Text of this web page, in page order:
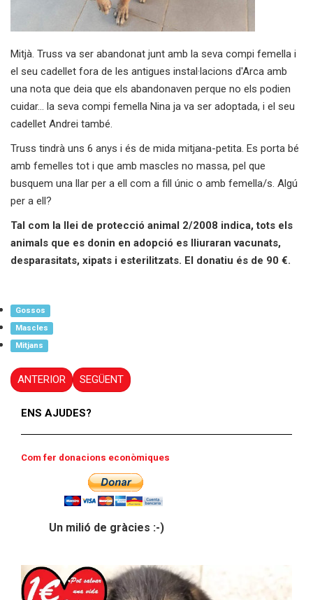
Mitjà. Truss va ser abandonat junt amb la seva compi femella i
el seu cadellet fora de les antigues instal·lacions d'Arca amb
una nota que deia que els abandonaven perque no els podien
cuidar... la seva compi femella Nina ja va ser adoptada, i el seu
cadellet Andrei també.
Truss tindrà uns 6 anys i és de mida mitjana-petita. Es porta bé
amb femelles tot i que amb mascles no massa, pel que
busquem una llar per a ell com a fill únic o amb femella/s. Algú
per a ell?
Tal com la llei de protecció animal 2/2008 indica, tots els
animals que es donin en adopció es lliuraran vacunats,
desparasitats, xipats i esterilitzats. El donatiu és de 90 €.
Gossos
Mascles
Mitjans
ANTERIOR SEGÜENT
ENS AJUDES?
Com fer donacions econòmiques
Un milió de gràcies :-)